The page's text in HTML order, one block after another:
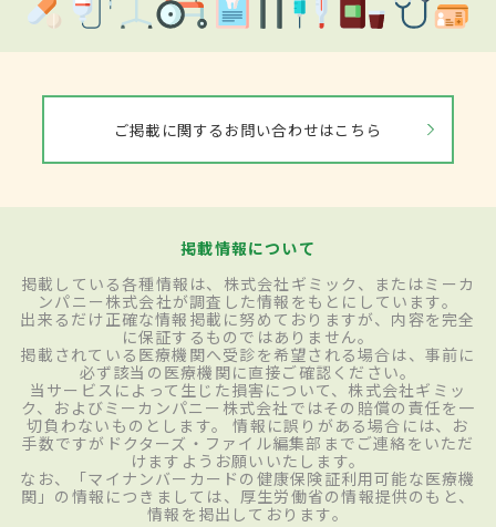
ご掲載に関するお問い合わせはこちら
掲載情報について
掲載している各種情報は、株式会社ギミック、またはミーカ
ンパニー株式会社が調査した情報をもとにしています。
出来るだけ正確な情報掲載に努めておりますが、内容を完全
に保証するものではありません。
掲載されている医療機関へ受診を希望される場合は、事前に
必ず該当の医療機関に直接ご確認ください。
当サービスによって生じた損害について、株式会社ギミッ
ク、およびミーカンパニー株式会社ではその賠償の責任を一
切負わないものとします。 情報に誤りがある場合には、お
手数ですがドクターズ・ファイル編集部までご連絡をいただ
けますようお願いいたします。
なお、「マイナンバーカードの健康保険証利用可能な医療機
関」の情報につきましては、厚生労働省の情報提供のもと、
情報を掲出しております。